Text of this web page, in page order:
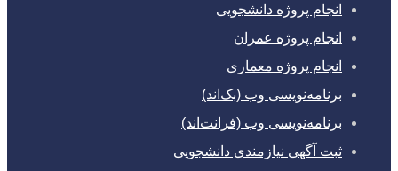
انجام پروژه دانشجویی
انجام پروژه عمران
انجام پروژه معماری
برنامه‌نویسی وب (بک‌اند)
برنامه‌نویسی وب (فرانت‌اند)
ثبت آگهی نیازمندی دانشجویی